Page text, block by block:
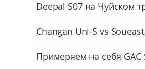
Deepal S07 на Чуйском
Changan Uni-S vs
Примеряем на себя GAC